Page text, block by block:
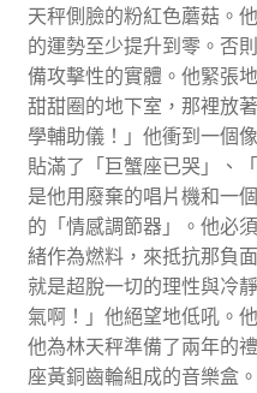
天秤側臉的粉紅色蘑菇。
的運勢至少提升到零。否
備攻擊性的實體。他緊張
甜甜圈的地下室，那裡放
學輔助儀！」他衝到一個
貼滿了「巨蟹座已哭」、
是他用廢棄的唱片機和一
的「情感調節器」。他必
緒作為燃料，來抵抗那負
就是超脫一切的理性與冷
氣啊！」他絕望地低吼。
他為林天秤準備了兩年的
座黃銅齒輪組成的音樂盒